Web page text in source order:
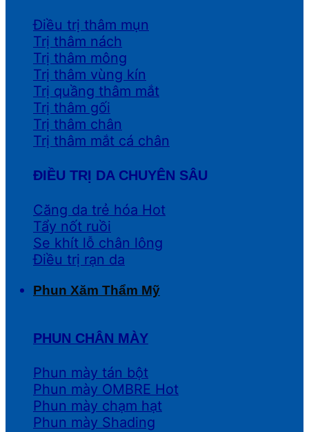
Điều trị thâm mụn
Trị thâm nách
Trị thâm mông
Trị thâm vùng kín
Trị quầng thâm mắt
Trị thâm gối
Trị thâm chân
Trị thâm mắt cá chân
ĐIỀU TRỊ DA CHUYÊN SÂU
Căng da trẻ hóa
Tẩy nốt ruồi
Se khít lỗ chân lông
Điều trị rạn da
Phun Xăm Thẩm Mỹ
PHUN CHÂN MÀY
Phun mày tán bột
Phun mày OMBRE
Phun mày chạm hạt
Phun mày Shading